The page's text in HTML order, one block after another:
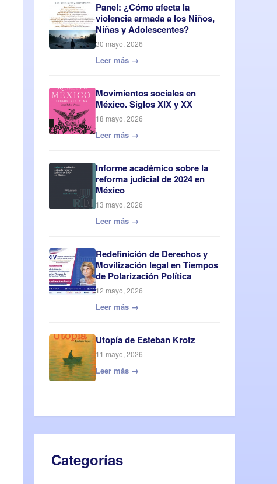
Panel: ¿Cómo afecta la
violencia armada a los Niños,
Niñas y Adolescentes?
30 mayo, 2026
Leer más →
Movimientos sociales en
México. Siglos XIX y XX
18 mayo, 2026
Leer más →
Informe académico sobre la
reforma judicial de 2024 en
México
13 mayo, 2026
Leer más →
Redefinición de Derechos y
Movilización legal en Tiempos
de Polarización Política
12 mayo, 2026
Leer más →
Utopía de Esteban Krotz
11 mayo, 2026
Leer más →
Categorías